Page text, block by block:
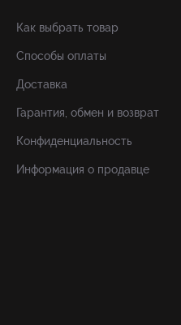
Как выбрать товар
Способы оплаты
Доставка
Гарантия, обмен и возврат
Конфиденциальность
Информация о продавце